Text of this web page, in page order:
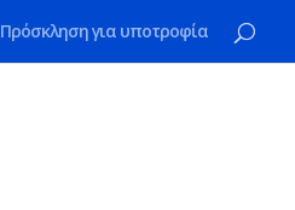
Πρόσκληση για υποτροφία